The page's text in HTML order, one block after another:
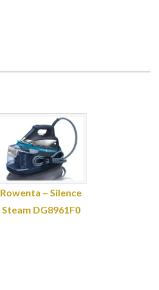
Rowenta – Silence
Steam DG8961F0